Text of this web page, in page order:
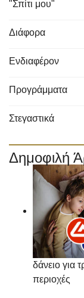
"Σπίτι μου"
Διάφορα
Ενδιαφέρον
Προγράμματα
Στεγαστικά
Δημοφιλή
δάνειο για
περιοχές